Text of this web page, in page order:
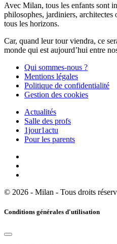
Avec Milan, tous les enfants sont
philosophes, jardiniers, architectes
tous les horizons.
Car, quand leur tour viendra, ce
monde qui est aujourd’hui entre
Qui sommes-nous ?
Mentions légales
Politique de confidentialité
Gestion des cookies
Actualités
Salle des profs
1jour1actu
Pour les parents
© 2026 - Milan - Tous droits
Conditions générales d'utilisation